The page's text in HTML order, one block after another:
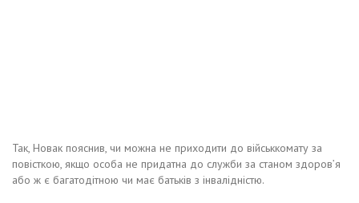
Так, Новак пояснив, чи можна не приходити до військкомату за
повісткою, якщо особа не придатна до служби за станом здоров’я
або ж є багатодітною чи має батьків з інвалідністю.